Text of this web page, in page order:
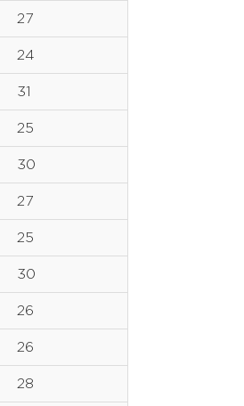
27
24
31
25
30
27
25
30
26
26
28